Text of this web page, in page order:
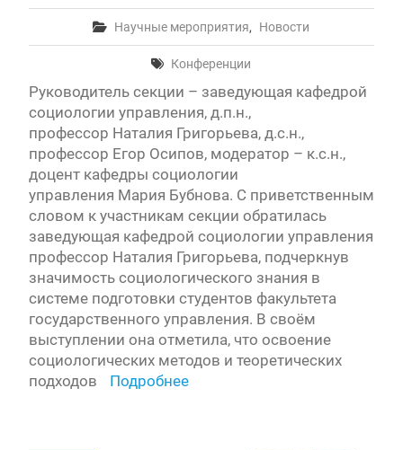
Научные мероприятия, Новости
Конференции
Руководитель секции – заведующая кафедрой
социологии управления, д.п.н.,
профессор Наталия Григорьева, д.с.н.,
профессор Егор Осипов, модератор – к.с.н.,
доцент кафедры социологии
управления Мария Бубнова. С приветственным
словом к участникам секции обратилась
заведующая кафедрой социологии управления
профессор Наталия Григорьева, подчеркнув
значимость социологического знания в
системе подготовки студентов факультета
государственного управления. В своём
выступлении она отметила, что освоение
социологических методов и теоретических
подходов
Подробнее